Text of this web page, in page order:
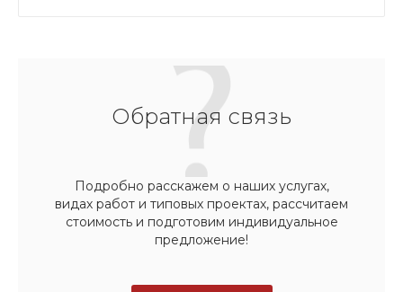
Обратная связь
Подробно расскажем о наших услугах,
видах работ и типовых проектах, рассчитаем
стоимость и подготовим индивидуальное
предложение!